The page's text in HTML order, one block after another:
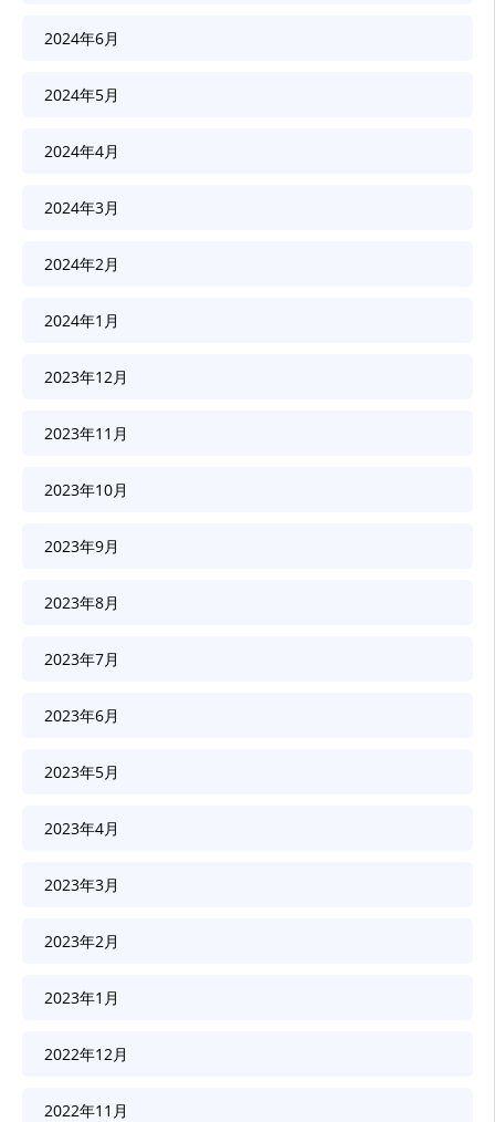
2024年6月
2024年5月
2024年4月
2024年3月
2024年2月
2024年1月
2023年12月
2023年11月
2023年10月
2023年9月
2023年8月
2023年7月
2023年6月
2023年5月
2023年4月
2023年3月
2023年2月
2023年1月
2022年12月
2022年11月